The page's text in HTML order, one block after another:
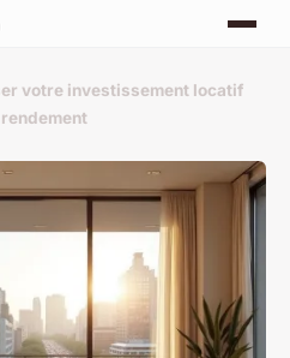
votre investissement locatif